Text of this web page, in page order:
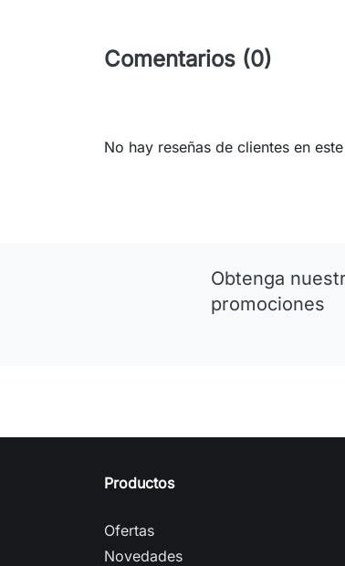
Comentarios (0)
No hay reseñas de clientes en
Obtenga
promociones
Productos
Ofertas
Novedades